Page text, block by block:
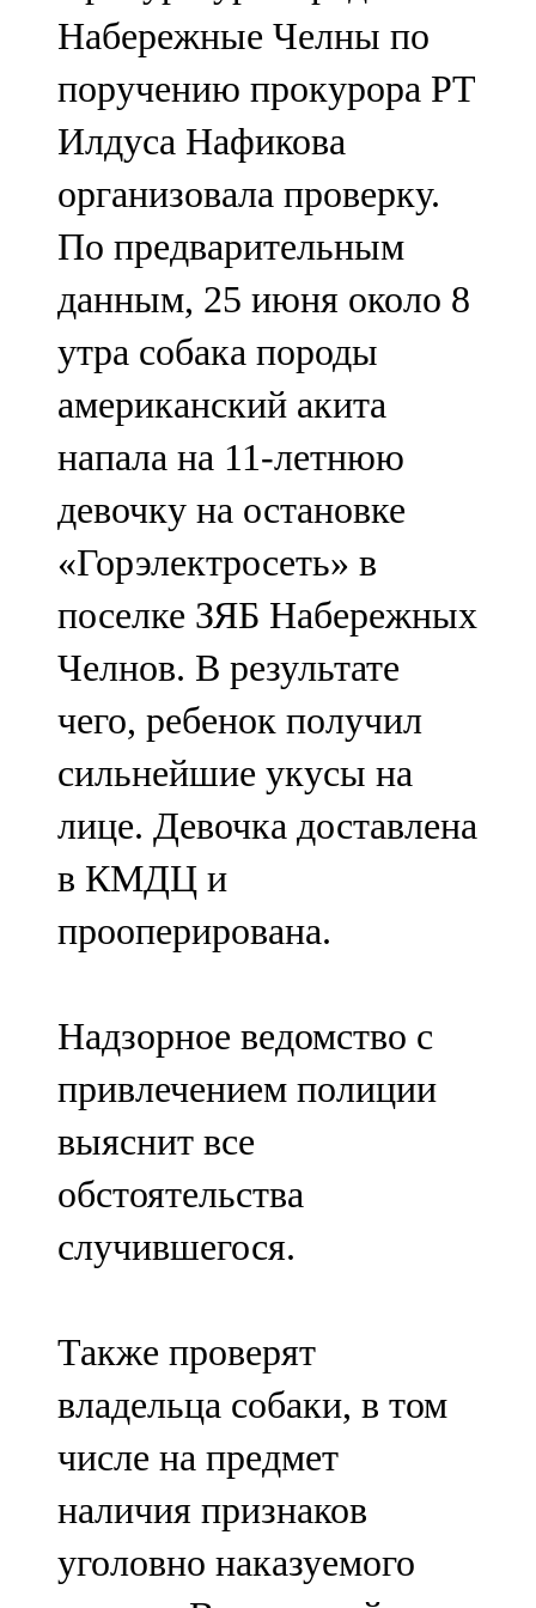
106,2 FM
Минзәлә
107,3 FM
Мөслим
100,0 FM
Нурлат
104,7 FM
Олы Әтнә
71,42 FM
Сарман
107,8 FM
Теләче
106,1 FM
Түбән Кама
102,6 FM
Чирмешән
107,7 FM
Чистай
Чүпрәле
91,0 FM
Шәмәрдән
102,3 FM
Яңа чишмә
Яр Чаллы
105,5 FM
Набережные Челны по
поручению прокурора РТ
Илдуса Нафикова
организовала проверку.
По предварительным
данным, 25 июня около 8
утра собака породы
американский акита
напала на 11-летнюю
девочку на остановке
«Горэлектросеть» в
поселке ЗЯБ Набережных
Челнов. В результате
чего, ребенок получил
сильнейшие укусы на
лице. Девочка доставлена
в КМДЦ и
прооперирована.
Надзорное ведомство с
привлечением полиции
выяснит все
обстоятельства
случившегося.
Также проверят
владельца собаки, в том
числе на предмет
наличия признаков
уголовно наказуемого